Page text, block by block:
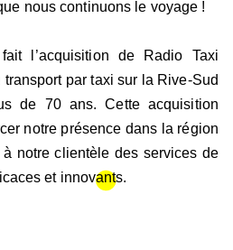
nous continuons le voyage !
l’acquisition de Radio Taxi
par taxi sur la Rive-Sud
de 70 ans. Cette acquisition
notre présence dans la région
notre clientèle des services de
et innovants.